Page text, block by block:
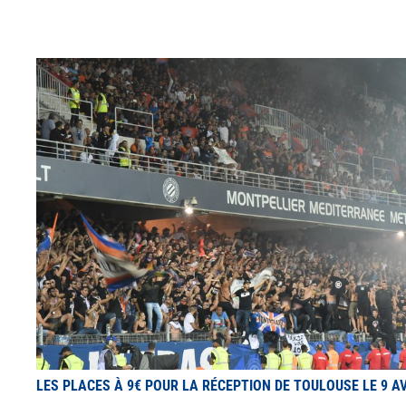
LES PLACES À 9€ POUR LA RÉCEPTION DE TOULOUSE LE 9